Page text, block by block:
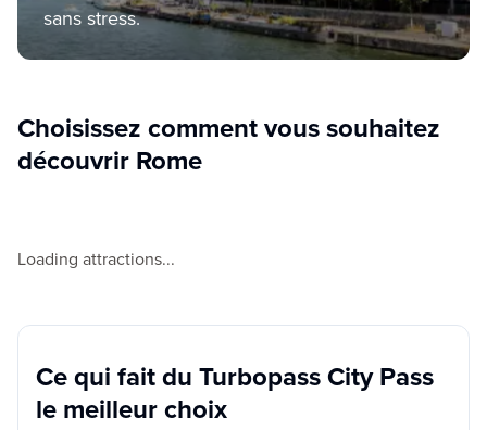
sans stress.
Choisissez comment vous souhaitez
découvrir Rome
Loading attractions...
Ce qui fait du Turbopass City Pass
le meilleur choix